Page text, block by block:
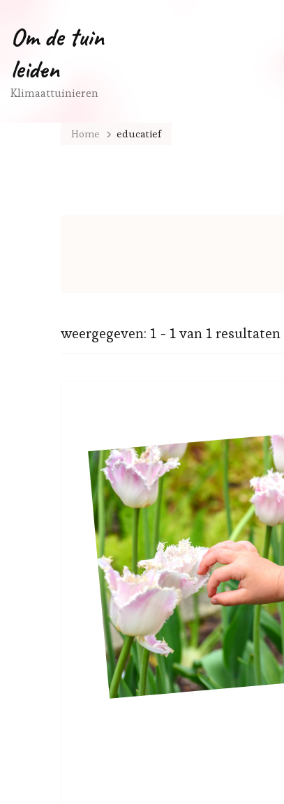
Om de tuin
leiden
Klimaattuinieren
Home educatief
weergegeven: 1 - 1 van 1 resultaten